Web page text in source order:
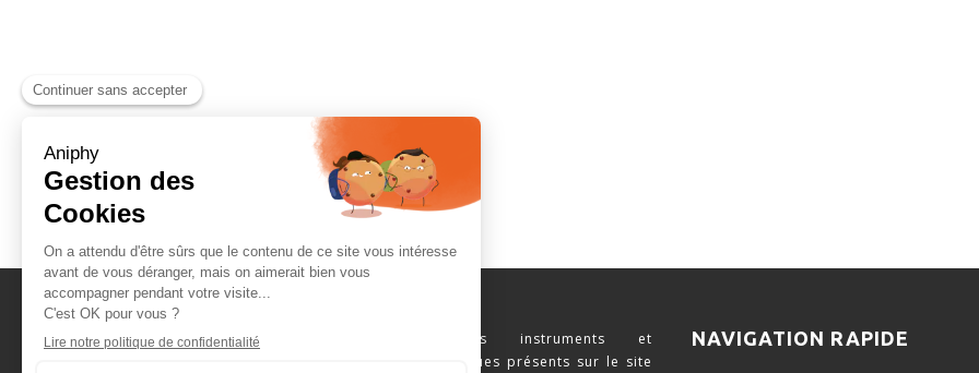
Naviguez parmi les instruments et
consommables scientifiques présents sur le site
NAVIGATION RAPIDE